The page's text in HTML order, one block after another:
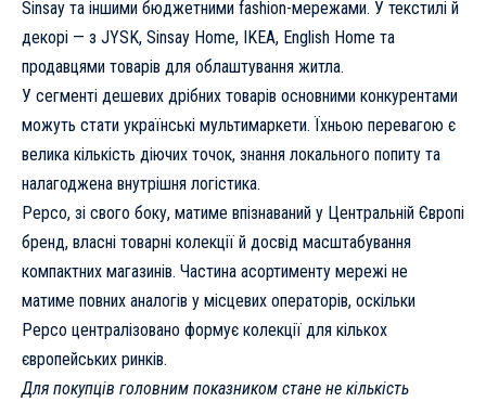
Sinsay та іншими бюджетними fashion-мережами. У текстилі й
декорі — з JYSK, Sinsay Home, IKEA, English Home та
продавцями товарів для облаштування житла.
У сегменті дешевих дрібних товарів основними конкурентами
можуть стати українські мультимаркети. Їхньою перевагою є
велика кількість діючих точок, знання локального попиту та
налагоджена внутрішня логістика.
Pepco, зі свого боку, матиме впізнаваний у Центральній Європі
бренд, власні товарні колекції й досвід масштабування
компактних магазинів. Частина асортименту мережі не
матиме повних аналогів у місцевих операторів, оскільки
Pepco централізовано формує колекції для кількох
європейських ринків.
Для покупців головним показником стане не кількість